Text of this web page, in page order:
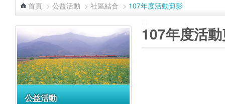
首頁 > 公益活動 > 社區結合 > 107年度活動剪影
公益活動
107年度活